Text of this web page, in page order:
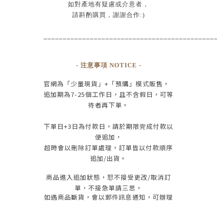
如對產地有疑慮或介意者，
請斟酌購買， 謝謝合作:)
- 注意事項 NOTICE -
官網為 「少量現貨」+ 「預購」模式販售，
追加期為7-25個工作日 ，且不含假日 ， 可等
待者再下單 。
下單日+3 日為付款日，請於期限完成付款以
便追加，
超時會以刪除訂單處理，訂單皆以付款順序
追加/出貨 。
商品進入追加狀態，恕不接受更改/取消訂
單， 不接急單請三思 ，
如遇商品斷貨，會以郵件訊息通知，可辦理